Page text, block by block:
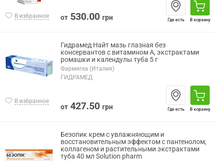
В избранное от 530.00 грн Где есть В корзину
В избранное
Гидрамед Найт мазь глазная без
консервантов с витамином А, экстрактами
ромашки и календулы туба 5 г
Фармигеа (Италия)
ГИДРАМЕД
от 427.50 грн Где есть В корзину
Безопик крем с увлажняющим и
восстановительным эффектом с пантенолом,
коллагеном и растительными экстрактами
туба 40 мл Solution pharm